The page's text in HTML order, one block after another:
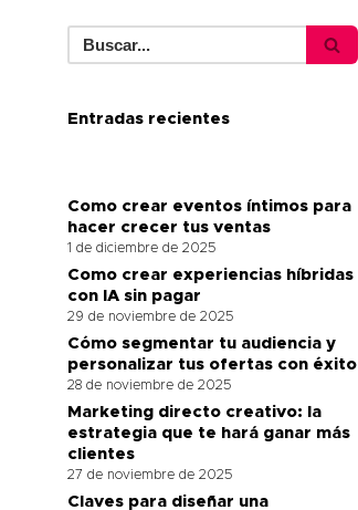
Entradas recientes
Como crear eventos íntimos para
hacer crecer tus ventas
1 de diciembre de 2025
Como crear experiencias híbridas
con IA sin pagar
29 de noviembre de 2025
Cómo segmentar tu audiencia y
personalizar tus ofertas con éxito
28 de noviembre de 2025
Marketing directo creativo: la
estrategia que te hará ganar más
clientes
27 de noviembre de 2025
Claves para diseñar una